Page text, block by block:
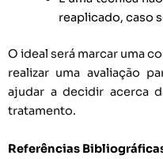
reaplicado, caso
O ideal será marcar uma
realizar uma avaliação
ajudar a decidir acerca
tratamento.
Referências